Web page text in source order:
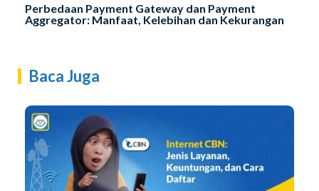
Perbedaan Payment Gateway dan Payment
Aggregator: Manfaat, Kelebihan dan Kekurangan
Baca Juga